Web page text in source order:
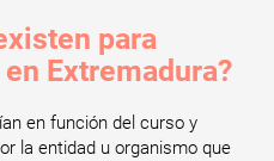
para
Extremadura?
en función del curso y
la entidad u organismo que